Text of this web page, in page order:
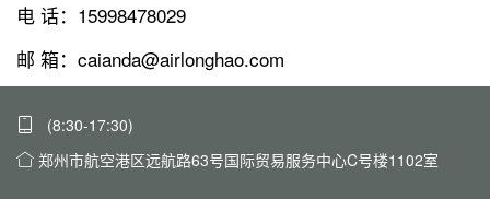
电 话：15998478029
邮 箱：caianda@airlonghao.com
(8:30-17:30)
郑州市航空港区远航路63号国际贸易服务中心C号楼1102室